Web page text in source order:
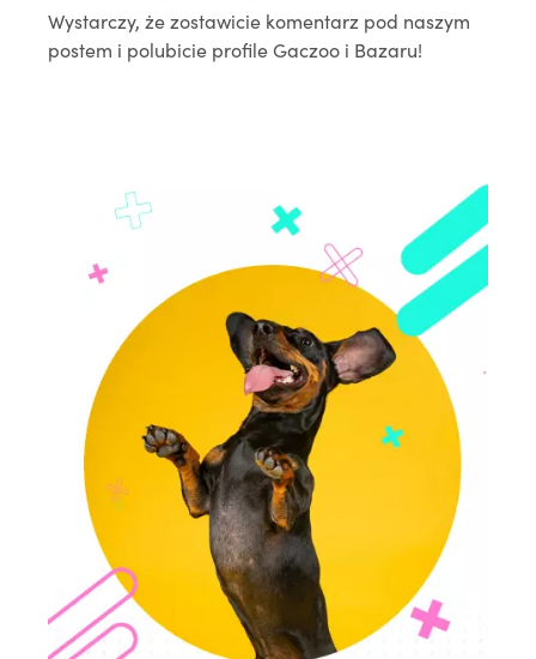
Wystarczy, że zostawicie komentarz pod naszym
postem i polubicie profile Gaczoo i Bazaru!